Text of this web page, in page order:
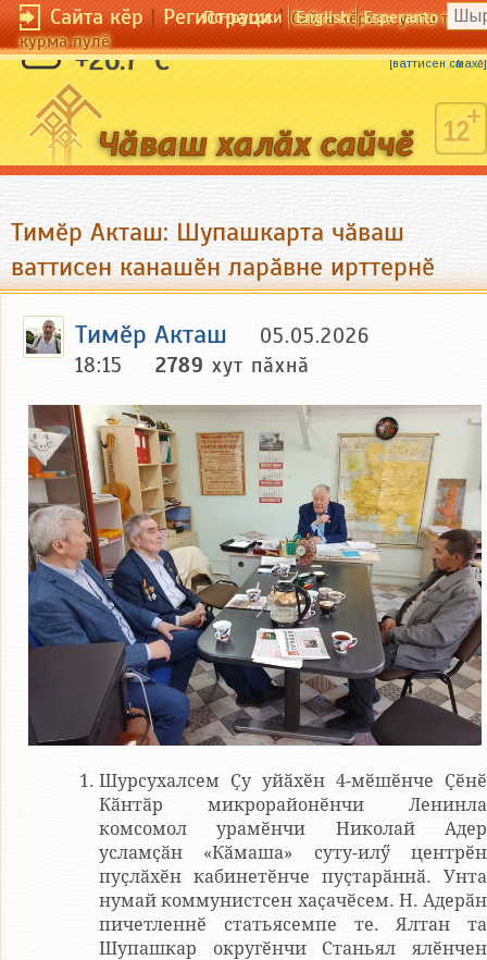
Сайта кӗр|Регистраци|Сайта кӗрсен унпа
курма пулӗ
По-русски English Esperanto
+26.7 °C Пилӗкне хытӑ ҫых, ӑсна ҫирӗп тыт.
[ваттисен сӑмахӗ]
Тимӗр Акташ: Шупашкарта чӑваш
ваттисен канашӗн ларӑвне ирттернӗ
Тимӗр Акташ
05.05.2026
18:15
2789 хут пӑхнӑ
Шурсухалсем Ҫу уйӑхӗн 4-мӗшӗнче Ҫӗнӗ
Кӑнтӑр микрорайонӗнчи Ленинла
комсомол урамӗнчи Николай Адер
усламҫӑн «Кӑмаша» суту-илӳ центрӗн
пуҫлӑхӗн кабинетӗнче пуҫтарӑннӑ. Унта
нумай коммунистсен хаҫачӗсем. Н. Адерӑн
пичетленнӗ статьясемпе те. Ялтан та
Шупашкар округӗнчи Станьял ялӗнчен